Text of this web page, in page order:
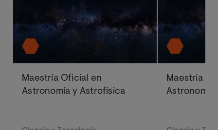
Maestría Oficial en
Astronomía y Astrofísica
Maestría
Astronomía